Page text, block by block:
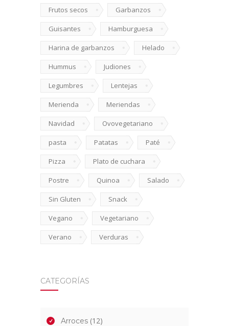
Frutos secos Garbanzos
Guisantes Hamburguesa
Harina de garbanzos Helado
Hummus Judiones
Legumbres Lentejas
Merienda Meriendas
Navidad Ovovegetariano
pasta Patatas Paté
Pizza Plato de cuchara
Postre Quinoa Salado
Sin Gluten Snack
Vegano Vegetariano
Verano Verduras
CATEGORÍAS
Arroces (12)